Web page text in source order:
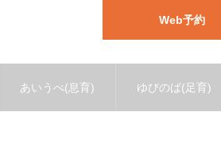
Web予約
あいうべ(息育) ゆびのば(足育)